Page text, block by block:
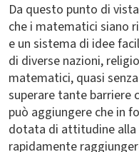
Da questo punto di
che i matematici siano
e un sistema di idee
di diverse nazioni,
matematici, quasi
superare tante barriere
può aggiungere che in
dotata di attitudine alla
rapidamente